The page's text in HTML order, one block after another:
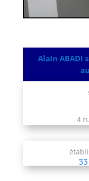
Alain ABADI
4